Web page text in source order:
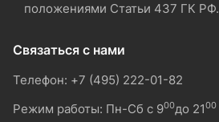
положениями Статьи 437 ГК РФ.
Связаться с нами
Телефон: +7 (495) 222-01-82
Режим работы: Пн-Сб с 900до 2100